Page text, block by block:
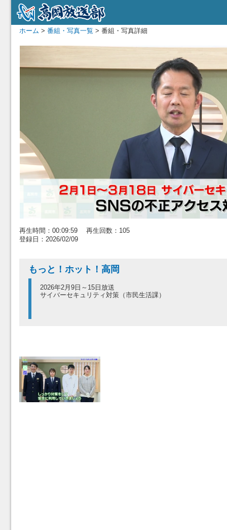
ホーム > 番組・写真一覧 > 番組・写真詳細
再生時間：00:09:59 再生回数：105
登録日：2026/02/09
もっと！ホット！高岡
2026年2月9日～15日放送
サイバーセキュリティ対策（市民生活課）